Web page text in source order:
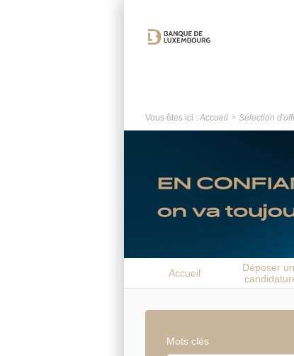
Vous êtes ici : Accueil Sélection
Accueil
Déposer
spontanée
Mots clés